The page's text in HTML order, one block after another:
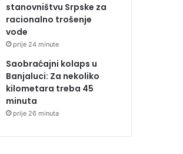
stanovništvu Srpske za
racionalno trošenje
vode
prije 24 minute
Saobraćajni kolaps u
Banjaluci: Za nekoliko
kilometara treba 45
minuta
prije 26 minuta